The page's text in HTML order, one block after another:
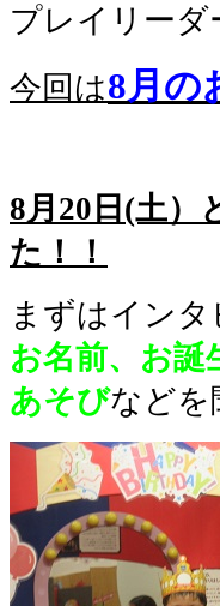
プレイリーダ
今回は8月の
8月20日(土）
た！！
まずはイン
お名前、お誕
あそびなどを